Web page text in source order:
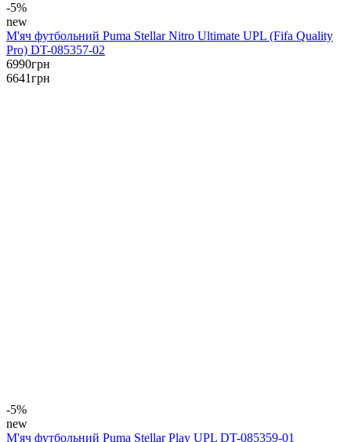
-5%
new
М'яч футбольний Puma Stellar Nitro Ultimate UPL (Fifa Quality
Pro) DT-085357-02
6990грн
6641грн
-5%
new
М'яч футбольний Puma Stellar Play UPL DT-085359-01